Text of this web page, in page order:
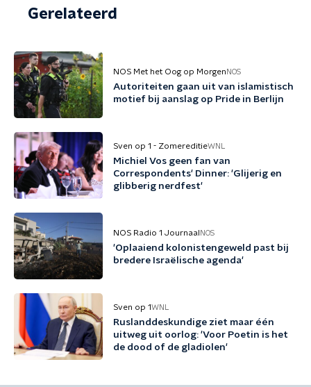
Gerelateerd
NOS Met het Oog op Morgen NOS
Autoriteiten gaan uit van islamistisch
motief bij aanslag op Pride in Berlijn
Sven op 1 - ZomereditieWNL
Michiel Vos geen fan van
Correspondents' Dinner: 'Glijerig en
glibberig nerdfest'
NOS Radio 1 Journaal NOS
'Oplaaiend kolonistengeweld past bij
bredere Israëlische agenda'
Sven op 1WNL
Ruslanddeskundige ziet maar één
uitweg uit oorlog: 'Voor Poetin is het
de dood of de gladiolen'